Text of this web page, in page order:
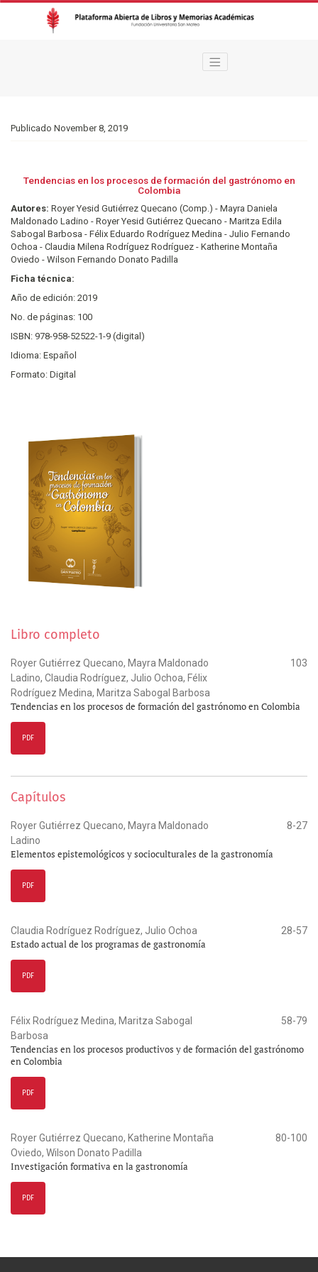
Publicado November 8, 2019
Tendencias en los procesos de formación del gastrónomo en
Colombia
Autores: Royer Yesid Gutiérrez Quecano (Comp.) - Mayra Daniela
Maldonado Ladino - Royer Yesid Gutiérrez Quecano - Maritza Edila
Sabogal Barbosa - Félix Eduardo Rodríguez Medina - Julio Fernando
Ochoa - Claudia Milena Rodríguez Rodríguez - Katherine Montaña
Oviedo - Wilson Fernando Donato Padilla
Ficha técnica:
Año de edición: 2019
No. de páginas: 100
ISBN: 978-958-52522-1-9 (digital)
Idioma: Español
Formato: Digital
Libro completo
Royer Gutiérrez Quecano, Mayra Maldonado
Ladino, Claudia Rodríguez, Julio Ochoa, Félix
Rodríguez Medina, Maritza Sabogal Barbosa
103
Tendencias en los procesos de formación del gastrónomo en Colombia
PDF
Capítulos
Royer Gutiérrez Quecano, Mayra Maldonado
Ladino
8-27
Elementos epistemológicos y socioculturales de la gastronomía
PDF
Claudia Rodríguez Rodríguez, Julio Ochoa 28-57
Estado actual de los programas de gastronomía
PDF
Félix Rodríguez Medina, Maritza Sabogal
Barbosa
58-79
Tendencias en los procesos productivos y de formación del gastrónomo
en Colombia
PDF
Royer Gutiérrez Quecano, Katherine Montaña
Oviedo, Wilson Donato Padilla
80-100
Investigación formativa en la gastronomía
PDF